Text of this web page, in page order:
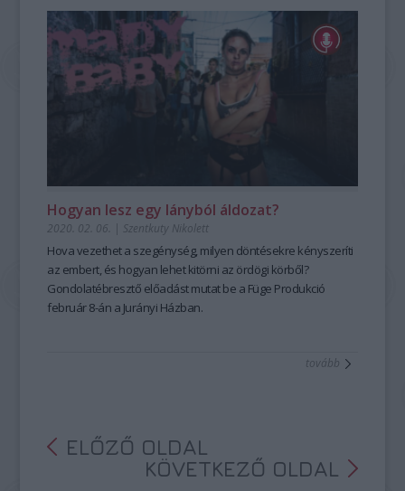
Hogyan lesz egy lányból áldozat?
2020. 02. 06. | Szentkuty Nikolett
Hova vezethet a szegénység, milyen döntésekre kényszeríti
az embert, és hogyan lehet kitörni az ördögi körből?
Gondolatébresztő előadást mutat be a Füge Produkció
február 8-án a Jurányi Házban.
tovább
ELŐZŐ OLDAL
KÖVETKEZŐ OLDAL